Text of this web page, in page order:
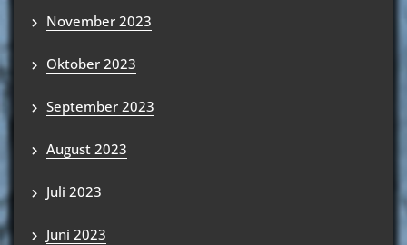
November 2023
Oktober 2023
September 2023
August 2023
Juli 2023
Juni 2023